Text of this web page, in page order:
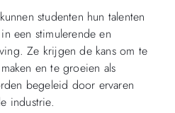
studenten hun talenten
een stimulerende en
Ze krijgen de kans om te
en te groeien als
begeleid door ervaren
industrie.